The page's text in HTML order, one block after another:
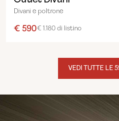
Divani e poltrone
€ 590€ 1.180 di listino
VEDI TUTTE LE